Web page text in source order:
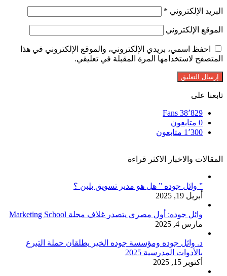
البريد الإلكتروني *
الموقع الإلكتروني
احفظ اسمي، بريدي الإلكتروني، والموقع الإلكتروني في هذا
المتصفح لاستخدامها المرة المقبلة في تعليقي.
تابعنا على
38٬829 Fans
0 متابعون
1٬300 متابعون
المقالات والاخبار الاكثر قراءة
” وائل جوده ” هل هو مدير تسويق بلبن ؟
أبريل 19, 2025
وائل جوده: أول مصري يتصدر غلاف مجلة Marketing School
مارس 4, 2025
د. وائل جوده ومؤسسة جوده الخير يطلقان حملة التبرع
بالأدوات المدرسية 2025
أكتوبر 15, 2025